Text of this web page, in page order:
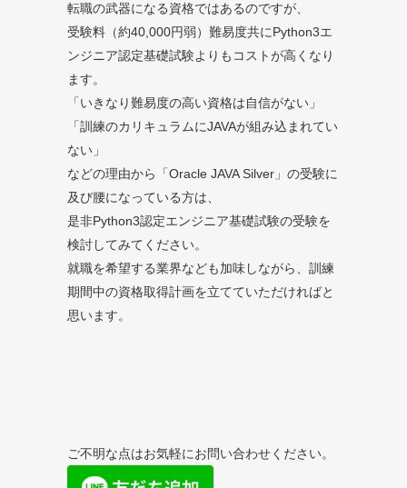
転職の武器になる資格ではあるのですが、
受験料（約40,000円弱）難易度共にPython3エ
ンジニア認定基礎試験よりもコストが高くなり
ます。
「いきなり難易度の高い資格は自信がない」
「訓練のカリキュラムにJAVAが組み込まれてい
ない」
などの理由から「Oracle JAVA Silver」の受験に
及び腰になっている方は、
是非Python3認定エンジニア基礎試験の受験を
検討してみてください。
就職を希望する業界なども加味しながら、訓練
期間中の資格取得計画を立てていただければと
思います。
ご不明な点はお気軽にお問い合わせください。